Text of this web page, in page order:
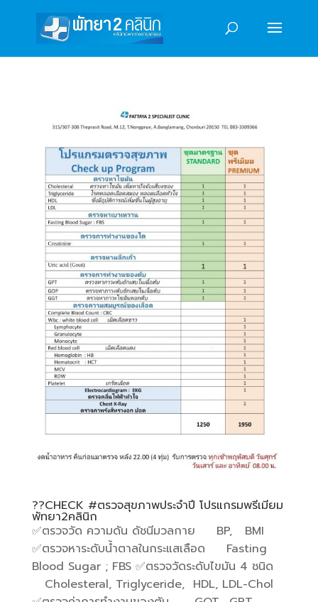
??CHECK #ตรวจสุขภาพประจำปี โปรแกรมพรีเมียม
พัทยา2คลินิก
✅️ตรวจวัด ความดัน ดัชนีมวลกาย BP, BMI
✅️ตรวจหาระดับน้ำตาลในกระแสเลือด Fasting
Blood Sugar ; FBS ✅️ตรวจวัดระดับไขมัน 4 ชนิด
Cholesteral, Triglyceride, HDL, LDL-Chol